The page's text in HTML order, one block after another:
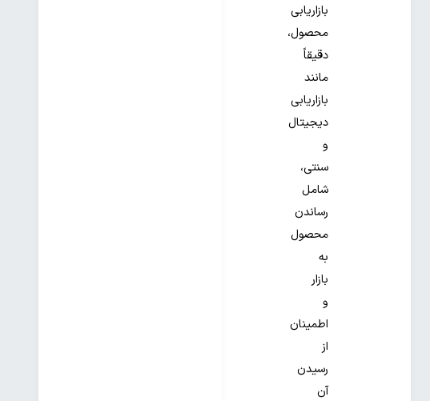
بازاریابی
محصول،
دقیقاً
مانند
بازاریابی
دیجیتال
و
سنتی،
شامل
رساندن
محصول
به
بازار
و
اطمینان
از
رسیدن
آن